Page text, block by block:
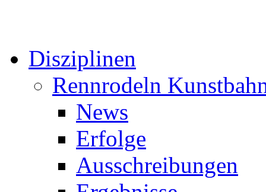
Disziplinen
Rennrodeln
News
Erfolge
Ausschreibungen